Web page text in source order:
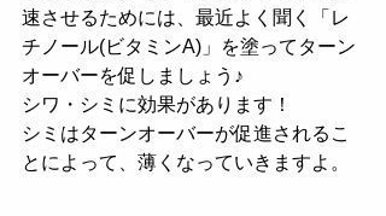
速させるためには、最近よく聞く「レ
チノール(ビタミンA)」を塗ってターン
オーバーを促しましょう♪
シワ・シミに効果があります！
シミはターンオーバーが促進されるこ
とによって、薄くなっていきますよ。